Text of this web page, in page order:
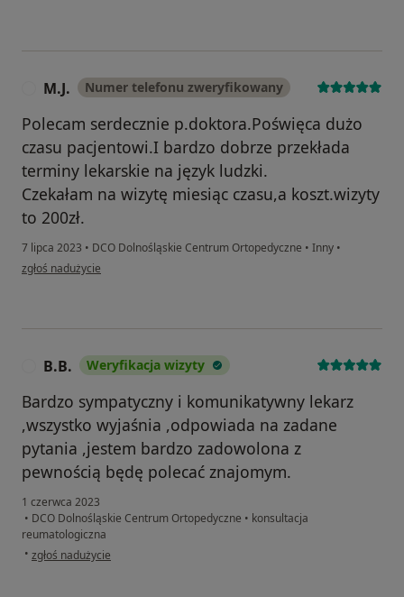
M.J. Numer telefonu zweryfikowany
Polecam serdecznie p.doktora.Poświęca dużo
czasu pacjentowi.I bardzo dobrze przekłada
terminy lekarskie na język ludzki.
Czekałam na wizytę miesiąc czasu,a koszt.wizyty
to 200zł.
7 lipca 2023 • DCO Dolnośląskie Centrum Ortopedyczne • Inny •
w opinii użytkownika M.J.
zgłoś nadużycie
B.B. Weryfikacja wizyty
Bardzo sympatyczny i komunikatywny lekarz
,wszystko wyjaśnia ,odpowiada na zadane
pytania ,jestem bardzo zadowolona z
pewnością będę polecać znajomym.
1 czerwca 2023
• DCO Dolnośląskie Centrum Ortopedyczne • konsultacja
reumatologiczna
• w opinii użytkownika B.B.
zgłoś nadużycie